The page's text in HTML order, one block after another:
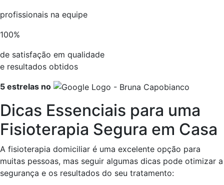
profissionais na equipe​
100%
de satisfação em qualidade
e resultados obtidos​
5 estrelas no
Dicas Essenciais para uma
Fisioterapia Segura em Casa
A fisioterapia domiciliar é uma excelente opção para
muitas pessoas, mas seguir algumas dicas pode otimizar a
segurança e os resultados do seu tratamento: